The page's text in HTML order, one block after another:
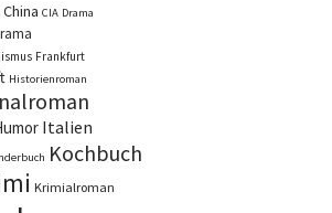
China CIA Drama
Frankfurt
Historienroman
Italien
Kochbuch
Krimialroman